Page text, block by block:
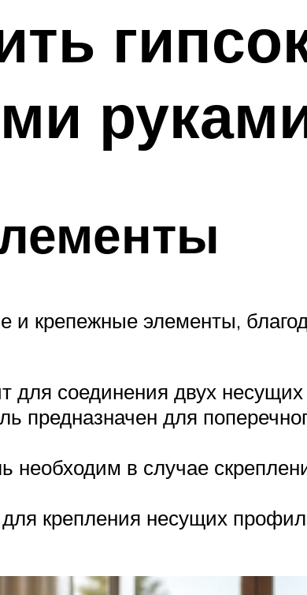
крепежные элементы,
для соединения двух
предназначен для
необходим в случае
крепления несущих